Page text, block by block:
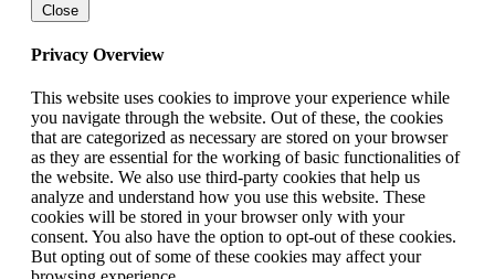
Close
Privacy Overview
This website uses cookies to improve your experience while
you navigate through the website. Out of these, the cookies
that are categorized as necessary are stored on your browser
as they are essential for the working of basic functionalities of
the website. We also use third-party cookies that help us
analyze and understand how you use this website. These
cookies will be stored in your browser only with your
consent. You also have the option to opt-out of these cookies.
But opting out of some of these cookies may affect your